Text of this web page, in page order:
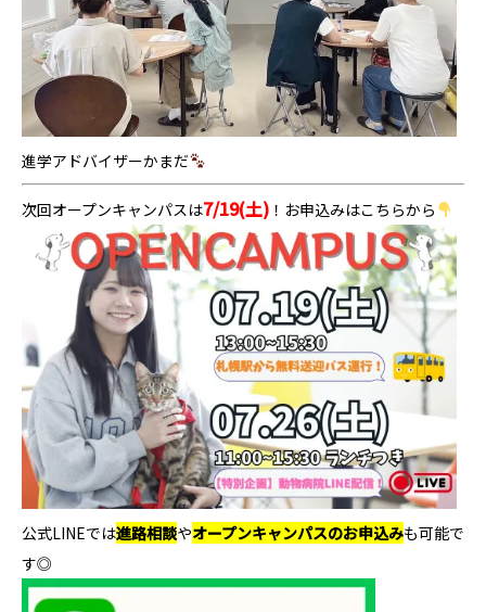
進学アドバイザーかまだ
次回オープンキャンパスは7/19(土) ！お申込みはこちらから
公式LINEでは進路相談やオープンキャンパスのお申込みも可能で
す◎